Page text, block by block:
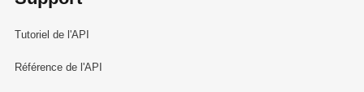
Tutoriel de l'API
Référence de l'API